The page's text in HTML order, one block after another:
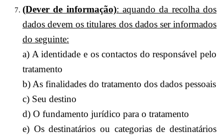
(Dever de informação): aquando da recolha dos
dados devem os titulares dos dados ser informados
do seguinte:
a) A identidade e os contactos do responsável pelo
tratamento
b) As finalidades do tratamento dos dados pessoais
c) Seu destino
d) O fundamento jurídico para o tratamento
e) Os destinatários ou categorias de destinatários